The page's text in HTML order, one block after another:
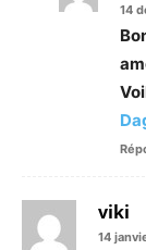
14
viki
14